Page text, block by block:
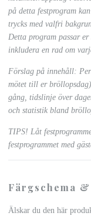
på detta festprogram
trycks med valfri
Detta program passar
inkludera en rad om
Förslag på innehåll:
mötet till er
gång, tidslinje över
och statistik bland
TIPS! Låt
festprogrammet med
Färgschema
Älskar du den här